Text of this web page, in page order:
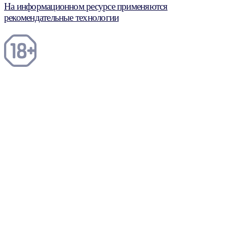
На информационном ресурсе применяются
рекомендательные технологии